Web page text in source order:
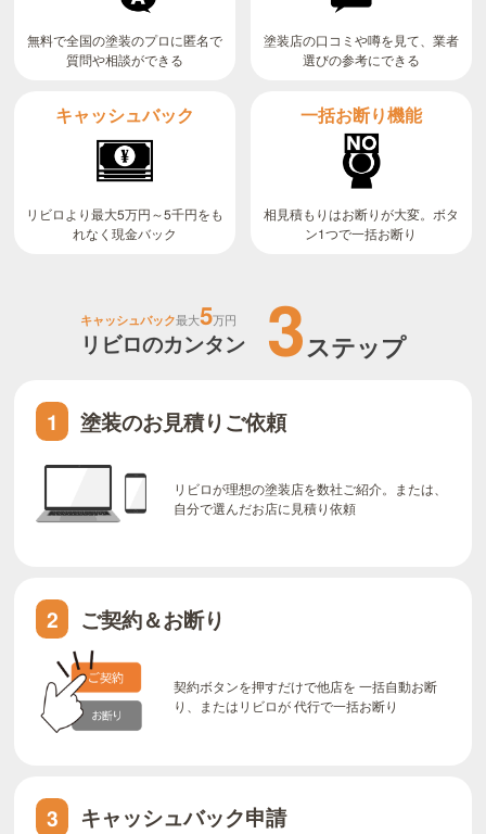
無料で全国の塗装のプロに匿名で
質問や相談ができる
塗装店の口コミや噂を見て、業者
選びの参考にできる
キャッシュバック
リビロより最大5万円～5千円をも
れなく現金バック
一括お断り機能
相見積もりはお断りが大変。ボタ
ン1つで一括お断り
キャッシュバック最大5万円
リビロのカンタン 3ステップ
1 塗装のお見積りご依頼
リビロが理想の塗装店を数社ご紹介。または、
自分で選んだお店に見積り依頼
2 ご契約＆お断り
契約ボタンを押すだけで他店を 一括自動お断
り、またはリビロが 代行で一括お断り
3 キャッシュバック申請